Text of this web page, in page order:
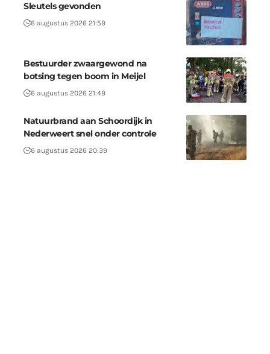
Sleutels gevonden
6 augustus 2026 21:59
Bestuurder zwaargewond na
botsing tegen boom in Meijel
6 augustus 2026 21:49
Natuurbrand aan Schoordijk in
Nederweert snel onder controle
6 augustus 2026 20:39